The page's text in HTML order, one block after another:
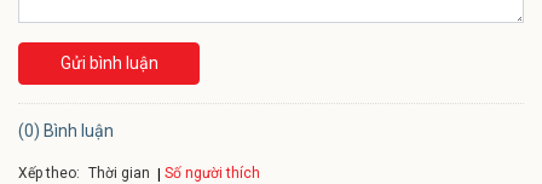
Gửi bình luận
(0) Bình luận
Xếp theo: Thời gian Số người thích